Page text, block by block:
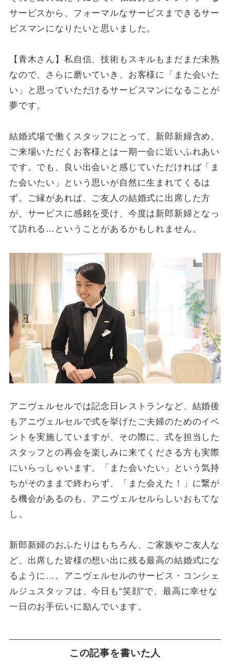
サービスから、フォーマルなサービスまできるサー
ビスマンになりたいと思いました。
【青木さん】私自信、技術もスキルもまだまだ未熟
なので、さらに磨いていき、お客様に「また会いた
い」と思っていただけるサービスマンになることが
夢です。
結婚式場で働くスタッフにとって、新郎新婦含め、
ご来場いただくお客様とは一期一会に近いふれあい
です。でも、良い出会いと感じていただければ「ま
た会いたい」という思いが自然に生まれてくるは
ず。ご縁があれば、ご友人の結婚式に出席した方
が、サービスに感銘を受け、今度は新郎新婦となっ
て訪れる…ということがあるかもしれません。
アニヴェルセルでは記念日レストランなど、結婚後
もアニヴェルセルで式を挙げたご夫婦のためのイベ
ントを実施していますが、その際に、式を担当した
スタッフとの再会を楽しみに来てくださる方も実際
にいらっしゃいます。「また会いたい」という気持
ちがそのままで終わらず、「また会えた！」に繋が
る機会があるのも、アニヴェルセルらしいおもてな
し。
新郎新婦のおふたりはもちろん、ご家族やご友人な
ど、出席した皆様の想い出に残る最高の結婚式にな
るように…。アニヴェルセルのサービス・コンシェ
ルジュスタッフは、今日も“笑顔”で、最高に幸せな
一日のお手伝いに励んでいます。
この記事を書いた人